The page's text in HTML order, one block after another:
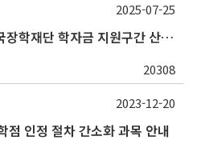
[장학금 신청자 필독] 한국장학재단 학자금 지원구간 산정 권고
20308
2025-07-25
점 인정 절차 간소화 과목 안내
2023-12-20